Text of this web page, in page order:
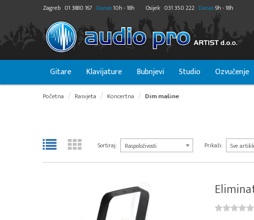
Zagreb 01 3880 167 Danas10h - 18h Osijek 031 350 222 Danas9h - 18h
Gitare Klavijature Bubnjevi Studio Ozvučenje
Početna Rasvjeta Koncertna Dim mašine
Sortiraj: Raspoloživosti Prikaži: Sve